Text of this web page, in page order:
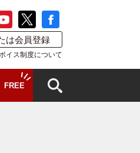
は会員登録
イス制度について
FREE